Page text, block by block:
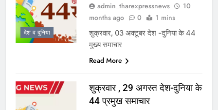
देश व दुनिया
admin_tharexpressnews
10
months ago
0 1 mins
शुक्रवार, 03 अक्टूबर देश -दुनिया के 44
मुख्य समाचार
Read More
शुक्रवार , 29 अगस्त देश-दुनिया के
44 प्रमुख समाचार